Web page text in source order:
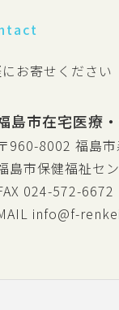
お寄せください
島市在宅医療
960-8002 福島
島市保健福祉セ
024-572-6672
info@f-